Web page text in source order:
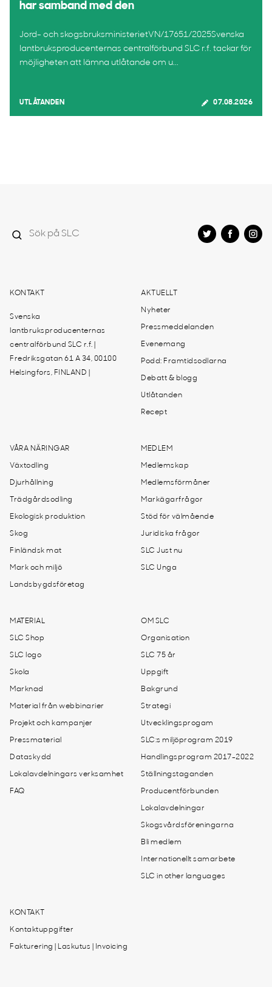
har samband med den
Jord- och skogsbruksministerietVN/17651/2025Svenska
lantbruksproducenternas centralförbund SLC r.f. tackar för
möjligheten att lämna utlåtande om u...
UTLÅTANDEN 07.08.2026
KONTAKT
Svenska
lantbruksproducenternas
centralförbund SLC r.f. |
Fredriksgatan 61 A 34, 00100
Helsingfors, FINLAND |
AKTUELLT
Nyheter
Pressmeddelanden
Evenemang
Podd: Framtidsodlarna
Debatt & blogg
Utlåtanden
Recept
VÅRA NÄRINGAR
Växtodling
Djurhållning
Trädgårdsodling
Ekologisk produktion
Skog
Finländsk mat
Mark och miljö
Landsbygdsföretag
MEDLEM
Medlemskap
Medlemsförmåner
Markägarfrågor
Stöd för välmående
Juridiska frågor
SLC Just nu
SLC Unga
MATERIAL
SLC Shop
SLC logo
Skola
Marknad
Material från webbinarier
Projekt och kampanjer
Pressmaterial
Dataskydd
Lokalavdelningars verksamhet
FAQ
OM SLC
Organisation
SLC 75 år
Uppgift
Bakgrund
Strategi
Utvecklingsprogam
SLC:s miljöprogram 2019
Handlingsprogram 2017-2022
Ställningstaganden
Producentförbunden
Lokalavdelningar
Skogsvårdsföreningarna
Bli medlem
Internationellt samarbete
SLC in other languages
KONTAKT
Kontaktuppgifter
Fakturering | Laskutus | Invoicing